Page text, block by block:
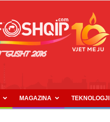
INFOSHQIP.COM
MAGAZINA TEKNOLOGJI